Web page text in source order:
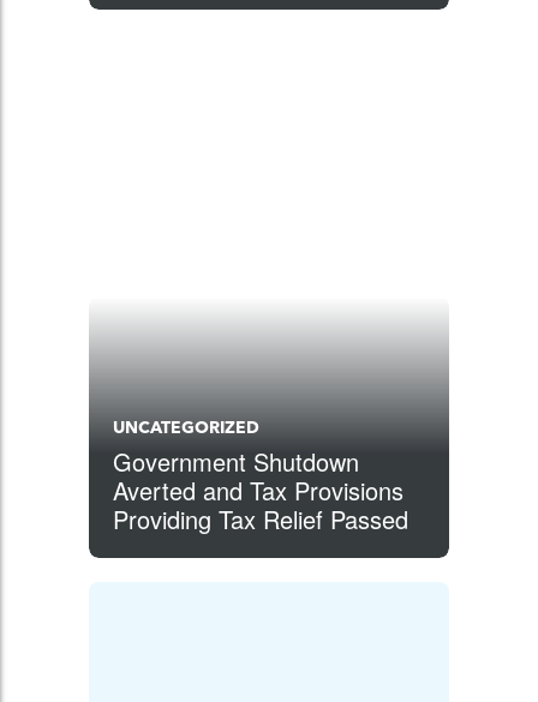
UNCATEGORIZED
Government Shutdown
Averted and Tax Provisions
Providing Tax Relief Passed